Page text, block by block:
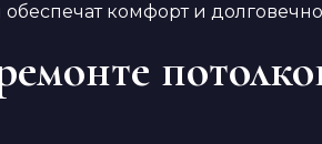
комфорт и